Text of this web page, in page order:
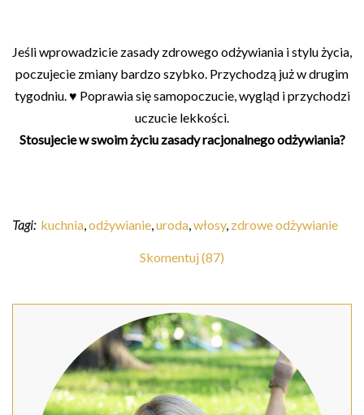
Jeśli wprowadzicie zasady zdrowego odżywiania i stylu życia,
poczujecie zmiany bardzo szybko. Przychodzą już w drugim
tygodniu. ♥ Poprawia się samopoczucie, wygląd i przychodzi
uczucie lekkości.
Stosujecie w swoim życiu zasady racjonalnego odżywiania?
Tagi: kuchnia,odżywianie,uroda,włosy, zdrowe odżywianie
Skomentuj (87)